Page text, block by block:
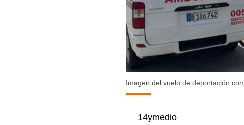
Imagen del vuelo de deportación
14ymedio